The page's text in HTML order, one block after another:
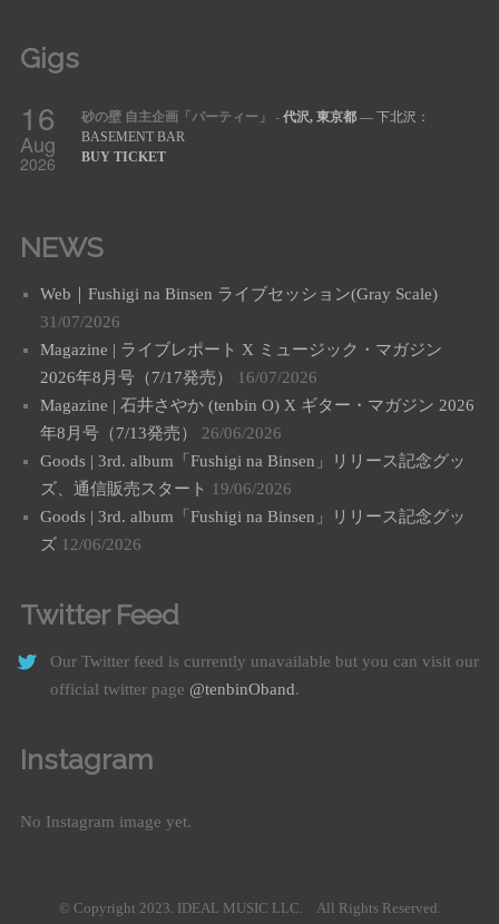
Gigs
16
Aug
2026
砂の壁 自主企画「パーティー」 - 代沢, 東京都— 下北沢：
BASEMENT BAR
BUY TICKET
NEWS
Web｜Fushigi na Binsen ライブセッション(Gray Scale)
31/07/2026
Magazine | ライブレポート X ミュージック・マガジン
2026年8月号（7/17発売）
16/07/2026
Magazine | 石井さやか (tenbin O) X ギター・マガジン 2026
年8月号（7/13発売）
26/06/2026
Goods | 3rd. album「Fushigi na Binsen」リリース記念グッ
ズ、通信販売スタート
19/06/2026
Goods | 3rd. album「Fushigi na Binsen」リリース記念グッ
ズ 12/06/2026
Twitter Feed
Our Twitter feed is currently unavailable but you can visit our
official twitter page @tenbinOband.
Instagram
No Instagram image yet.
© Copyright 2023. IDEAL MUSIC LLC. All Rights Reserved.